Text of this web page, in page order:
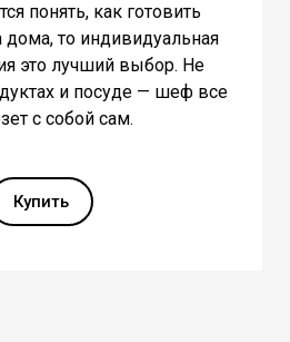
понять, как готовить
то индивидуальная
это лучший выбор. Не
и посуде — шеф все
с собой сам.
Купить